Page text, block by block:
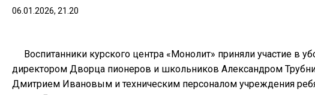
06.01.2026, 21.20
Воспитанники курского центра «Монолит» приняли участие в
директором Дворца пионеров и школьников Александром
Дмитрием Ивановым и техническим персоналом учреждения